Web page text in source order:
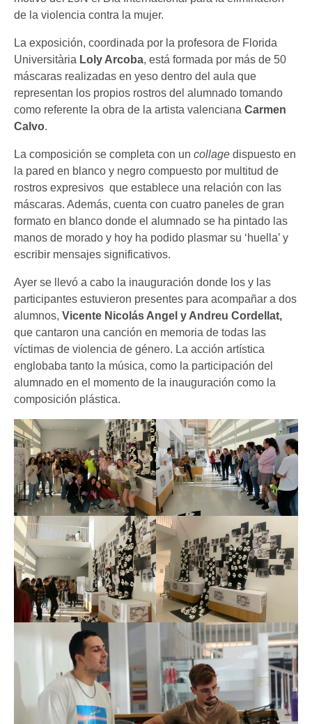
de la violencia contra la mujer.
La exposición, coordinada por la profesora de Florida
Universitària Loly Arcoba, está formada por más de 50
máscaras realizadas en yeso dentro del aula que
representan los propios rostros del alumnado tomando
como referente la obra de la artista valenciana Carmen
Calvo.
La composición se completa con un collage dispuesto en
la pared en blanco y negro compuesto por multitud de
rostros expresivos que establece una relación con las
máscaras. Además, cuenta con cuatro paneles de gran
formato en blanco donde el alumnado se ha pintado las
manos de morado y hoy ha podido plasmar su ‘huella’ y
escribir mensajes significativos.
Ayer se llevó a cabo la inauguración donde los y las
participantes estuvieron presentes para acompañar a dos
alumnos, Vicente Nicolás Angel y Andreu Cordellat,
que cantaron una canción en memoria de todas las
víctimas de violencia de género. La acción artística
englobaba tanto la música, como la participación del
alumnado en el momento de la inauguración como la
composición plástica.